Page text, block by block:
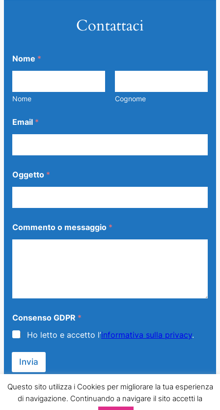
Contattaci
Nome *
Nome Cognome
Email *
Oggetto *
C
o
Commento o messaggio *
Consenso GDPR *
Ho letto e accetto l’informativa sulla privacy.
Invia
© 2013 – 2024 Generazione Famiglia – LMPT Italia. All Rights
Questo sito utilizza i Cookies per migliorare la tua esperienza
di navigazione. Continuando a navigare il sito accetti la